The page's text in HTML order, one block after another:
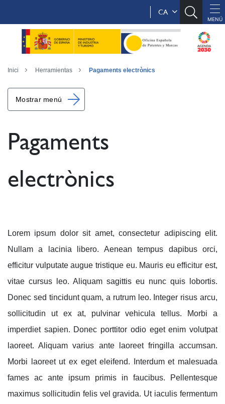
CA
Inici Herramientas Pagaments electrònics
Mostrar menú
Pagaments
electrònics
Lorem ipsum dolor sit amet, consectetur adipiscing elit.
Nullam a lacinia libero. Aenean tempus dapibus orci,
efficitur vulputate augue tristique eu. Mauris eu efficitur est,
vitae cursus leo. Aliquam sagittis eu nunc quis lobortis.
Donec sed tincidunt quam, a rutrum leo. Integer risus arcu,
sollicitudin ut ex at, pulvinar vehicula tellus. Morbi a
imperdiet sapien. Donec porttitor odio eget enim volutpat
laoreet. Aliquam varius ante laoreet fringilla accumsan.
Morbi laoreet ut ex eget eleifend. Interdum et malesuada
fames ac ante ipsum primis in faucibus. Pellentesque
maximus sollicitudin felis vel gravida. Ut iaculis fermentum